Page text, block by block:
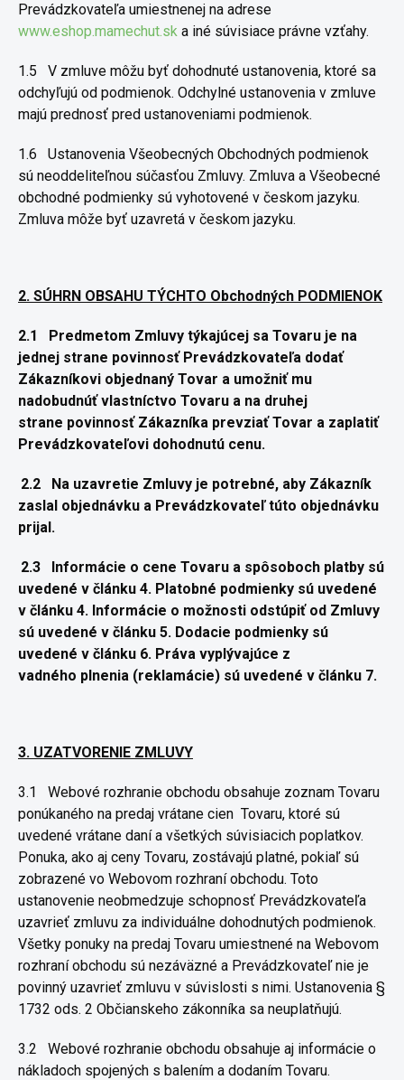
Prevádzkovateľa umiestnenej na adrese
www.eshop.mamechut.sk a iné súvisiace právne vzťahy.
1.5
V zmluve môžu byť dohodnuté ustanovenia, ktoré sa
odchyľujú od podmienok. Odchylné ustanovenia v zmluve
majú prednosť pred ustanoveniami podmienok.
1.6
Ustanovenia Všeobecných Obchodných podmienok
sú neoddeliteľnou súčasťou Zmluvy. Zmluva a Všeobecné
obchodné podmienky sú vyhotovené v českom jazyku.
Zmluva môže byť uzavretá v českom jazyku.
2. SÚHRN OBSAHU TÝCHTO Obchodných PODMIENOK
2.1
Predmetom Zmluvy týkajúcej sa Tovaru je na
jednej strane povinnosť Prevádzkovateľa dodať
Zákazníkovi objednaný Tovar a umožniť mu
nadobudnúť vlastníctvo Tovaru a na druhej
strane povinnosť Zákazníka prevziať Tovar a zaplatiť
Prevádzkovateľovi dohodnutú cenu.
2.2
Na uzavretie Zmluvy je potrebné, aby Zákazník
zaslal objednávku a Prevádzkovateľ túto objednávku
prijal.
2.3
Informácie o cene Tovaru a spôsoboch platby sú
uvedené v článku 4. Platobné podmienky sú uvedené
v článku 4. Informácie o možnosti odstúpiť od Zmluvy
sú uvedené v článku 5. Dodacie podmienky sú
uvedené v článku 6. Práva vyplývajúce z
vadného plnenia (reklamácie) sú uvedené v článku 7.
3. UZATVORENIE ZMLUVY
3.1
Webové rozhranie obchodu obsahuje zoznam Tovaru
ponúkaného na predaj vrátane cien Tovaru, ktoré sú
uvedené vrátane daní a všetkých súvisiacich poplatkov.
Ponuka, ako aj ceny Tovaru, zostávajú platné, pokiaľ sú
zobrazené vo Webovom rozhraní obchodu. Toto
ustanovenie neobmedzuje schopnosť Prevádzkovateľa
uzavrieť zmluvu za individuálne dohodnutých podmienok.
Všetky ponuky na predaj Tovaru umiestnené na Webovom
rozhraní obchodu sú nezáväzné a Prevádzkovateľ nie je
povinný uzavrieť zmluvu v súvislosti s nimi. Ustanovenia §
1732 ods. 2 Občianskeho zákonníka sa neuplatňujú.
3.2
Webové rozhranie obchodu obsahuje aj informácie o
nákladoch spojených s balením a dodaním Tovaru.